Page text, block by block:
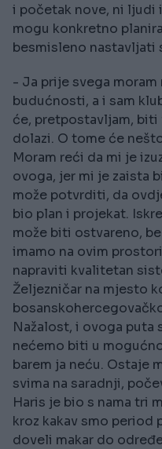
i početak nove, ni ljudi
mogu konkretno
besmisleno nastavljati
- Ja prije svega
budućnosti, a i sam
će, pretpostavljam, biti
dolazi. O tome će
Moram reći da mi je
ovoga, jer mi je zaista
može potvrditi, da
bio plan i projekat.
može biti ostvareno,
imamo na ovim
napraviti kvalitetan
Željezničar na mjesto
Nažalost, i ovoga puta
nećemo biti u
barem ja neću. Ostaje
svima na saradnji,
Haris je bio s nama tri
kroz kakav smo period
doveli makar do